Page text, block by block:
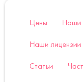
Цены Наши
Наши лицензии
Статьи